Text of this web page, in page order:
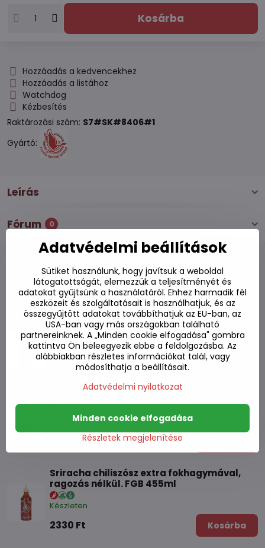
Kosárba
Hozzáadás a kedvencekhez
Hozzáadás a listához
Watchdog
Kézbesítés
Raktározási szám: S7#SK#8406#1
Gyártó:
Leírás
Fórum 0
Alternatív termékek
Sriracha chiliszósz sárga FGB 455ml
Készleten
2220 Ft
Készleten
1260 Ft
Sriracha chiliszósz extra fokhagymával,
ragozás nélkül. FGB 455ml
Készleten
2330 Ft Kosárba
Adatvédelmi beállítások
Sütiket használunk, hogy javítsuk a weboldal
látogatottságát, elemezzük a teljesítményét és
adatokat gyűjtsünk a használatáról. Ehhez harmadik fél
eszközeit és szolgáltatásait is használhatjuk, és az
összegyűjtött adatokat továbbíthatjuk az EU-ban, az
USA-ban vagy más országokban található
partnereinknek. A „Minden cookie elfogadása" gombra
kattintva Ön beleegyezik ebbe a feldolgozásba. Az
alábbiakban részletes információkat talál, vagy
módosíthatja a beállításait.
Adatvédelmi nyilatkozat
Részletek megjelenítése
Minden cookie elfogadása